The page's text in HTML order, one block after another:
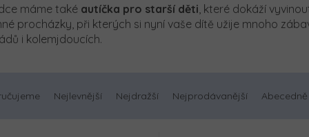
máme také autíčka pro starší děti , které dokáží
procházky, při kterých si nyní vaše dítě užije mnoho
i kolemjdoucích.
Nejlevnější Nejdražší Nejprodávanější Abecedně